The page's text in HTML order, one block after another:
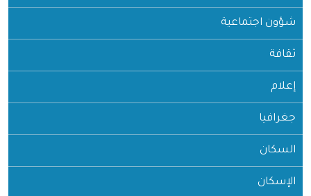
شؤون اجتماعية
ثقافة
إعلام
جغرافيا
السكان
الإسكان